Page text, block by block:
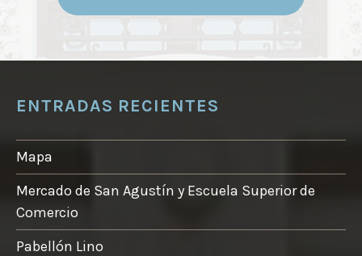
desde
hasta
se
elegir
la
ENTRADAS RECIENTES
Mapa
Mercado de San Agustín y Escuela Superior de
Comercio
Pabellón Lino